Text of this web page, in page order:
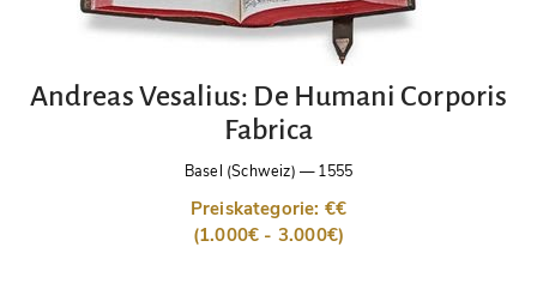
Andreas Vesalius: De Humani Corporis
Fabrica
Basel (Schweiz) —1555
Preiskategorie: €€
(1.000€ - 3.000€)